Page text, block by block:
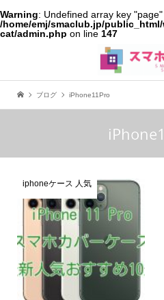
Warning: Undefined array key "page"
/home/emj/smaclub.jp/
cat/admin.php on line 147
ブログ iPhone11Pro
iphoneケース 人気